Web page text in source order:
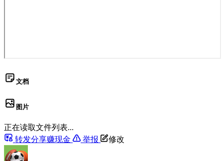
文档
图片
正在读取文件列表...
转发分享赚现金
举报 修改